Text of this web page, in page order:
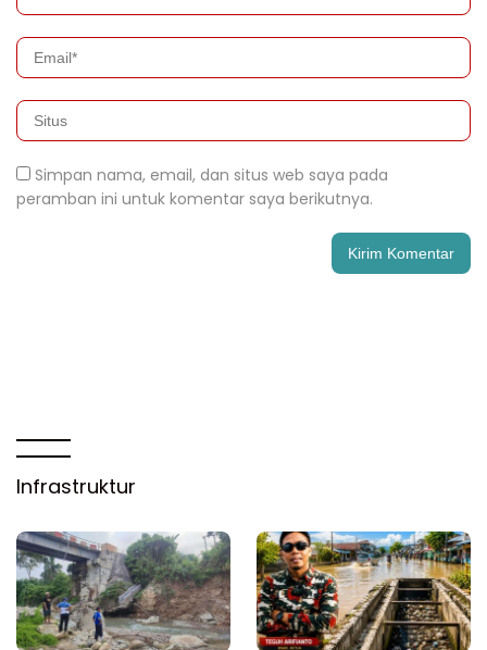
Simpan nama, email, dan situs web saya pada
peramban ini untuk komentar saya berikutnya.
Infrastruktur